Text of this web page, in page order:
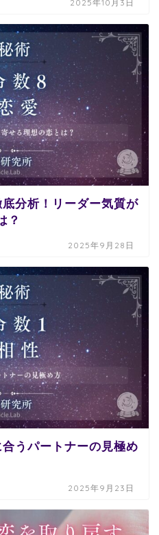
2025年10月3日
分析！リーダー気質が
？
2025年9月28日
うパートナーの見極め
2025年9月23日